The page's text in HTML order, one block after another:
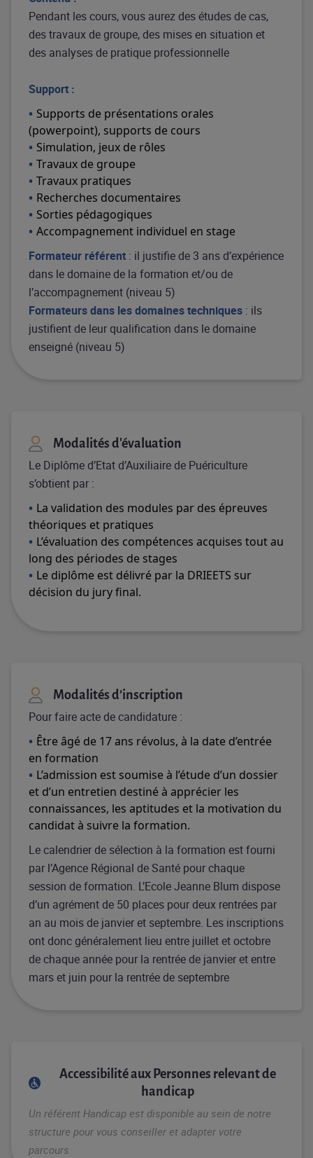
Pendant les cours, vous aurez des études de cas,
des travaux de groupe, des mises en situation et
des analyses de pratique professionnelle
Support :
Supports de présentations orales
(powerpoint), supports de cours
Simulation, jeux de rôles
Travaux de groupe
Travaux pratiques
Recherches documentaires
Sorties pédagogiques
Accompagnement individuel en stage
Formateur référent : il justifie de 3 ans d’expérience
dans le domaine de la formation et/ou de
l’accompagnement (niveau 5)
Formateurs dans les domaines techniques : ils
justifient de leur qualification dans le domaine
enseigné (niveau 5)
Modalités d'évaluation
Le Diplôme d’Etat d’Auxiliaire de Puériculture
s’obtient par :
La validation des modules par des épreuves
théoriques et pratiques
L’évaluation des compétences acquises tout au
long des périodes de stages
Le diplôme est délivré par la DRIEETS sur
décision du jury final.
Modalités d’inscription
Pour faire acte de candidature :
Être âgé de 17 ans révolus, à la date d’entrée
en formation
L’admission est soumise à l’étude d’un dossier
et d’un entretien destiné à apprécier les
connaissances, les aptitudes et la motivation du
candidat à suivre la formation.
Le calendrier de sélection à la formation est fourni
par l’Agence Régional de Santé pour chaque
session de formation. L’Ecole Jeanne Blum dispose
d’un agrément de 50 places pour deux rentrées par
an au mois de janvier et septembre. Les inscriptions
ont donc généralement lieu entre juillet et octobre
de chaque année pour la rentrée de janvier et entre
mars et juin pour la rentrée de septembre
Accessibilité aux Personnes relevant de
handicap
Un référent Handicap est disponible au sein de notre
structure pour vous conseiller et adapter votre
parcours